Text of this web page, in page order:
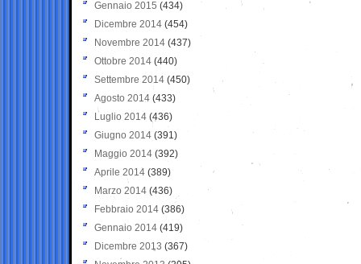
Gennaio 2015 (434)
Dicembre 2014 (454)
Novembre 2014 (437)
Ottobre 2014 (440)
Settembre 2014 (450)
Agosto 2014 (433)
Luglio 2014 (436)
Giugno 2014 (391)
Maggio 2014 (392)
Aprile 2014 (389)
Marzo 2014 (436)
Febbraio 2014 (386)
Gennaio 2014 (419)
Dicembre 2013 (367)